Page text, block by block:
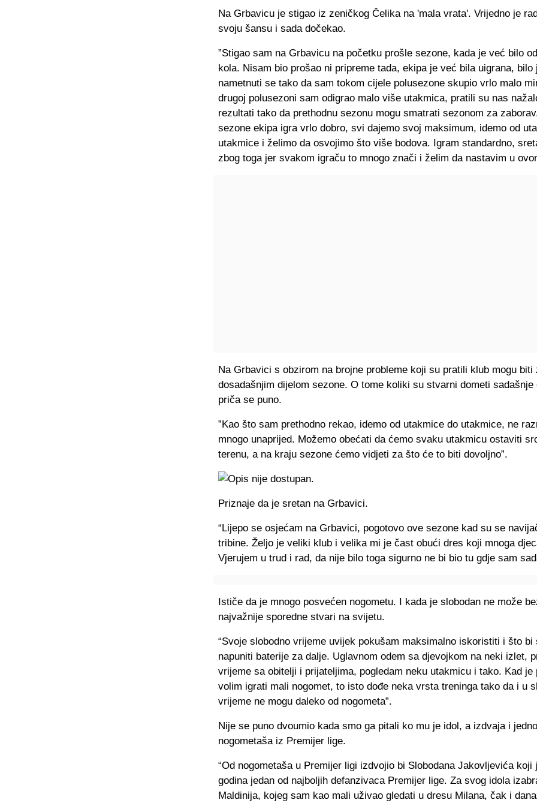
Na Grbavicu je stigao iz zeničkog Čelika na 'mala vrata'. Vrijedno je
svoju šansu i sada dočekao.
”Stigao sam na Grbavicu na početku prošle sezone, kada je već bilo
kola. Nisam bio prošao ni pripreme tada, ekipa je već bila uigrana, bilo
nametnuti se tako da sam tokom cijele polusezone skupio vrlo malo
drugoj polusezoni sam odigrao malo više utakmica, pratili su nas
rezultati tako da prethodnu sezonu mogu smatrati sezonom za
sezone ekipa igra vrlo dobro, svi dajemo svoj maksimum, idemo od
utakmice i želimo da osvojimo što više bodova. Igram standardno,
zbog toga jer svakom igraču to mnogo znači i želim da nastavim u
Na Grbavici s obzirom na brojne probleme koji su pratili klub mogu biti
dosadašnjim dijelom sezone. O tome koliki su stvarni dometi sadašnje
priča se puno.
”Kao što sam prethodno rekao, idemo od utakmice do utakmice, ne
mnogo unaprijed. Možemo obećati da ćemo svaku utakmicu ostaviti
terenu, a na kraju sezone ćemo vidjeti za što će to biti dovoljno”.
Priznaje da je sretan na Grbavici.
“Lijepo se osjećam na Grbavici, pogotovo ove sezone kad su se
tribine. Željo je veliki klub i velika mi je čast obući dres koji mnoga
Vjerujem u trud i rad, da nije bilo toga sigurno ne bi bio tu gdje sam
Ističe da je mnogo posvećen nogometu. I kada je slobodan ne može
najvažnije sporedne stvari na svijetu.
“Svoje slobodno vrijeme uvijek pokušam maksimalno iskoristiti i što bi
napuniti baterije za dalje. Uglavnom odem sa djevojkom na neki izlet,
vrijeme sa obitelji i prijateljima, pogledam neku utakmicu i tako. Kad je
volim igrati mali nogomet, to isto dođe neka vrsta treninga tako da i u
vrijeme ne mogu daleko od nogometa”.
Nije se puno dvoumio kada smo ga pitali ko mu je idol, a izdvaja i
nogometaša iz Premijer lige.
“Od nogometaša u Premijer ligi izdvojio bi Slobodana Jakovljevića koji
godina jedan od najboljih defanzivaca Premijer lige. Za svog idola
Maldinija, kojeg sam kao mali uživao gledati u dresu Milana, čak i